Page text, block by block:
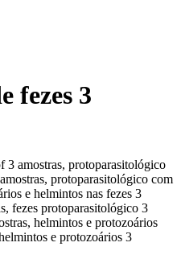
fezes 3
3 amostras, protoparasitológico
protoparasitológico com
e helmintos nas fezes 3
fezes protoparasitológico 3
helmintos e protozoários
e protozoários 3